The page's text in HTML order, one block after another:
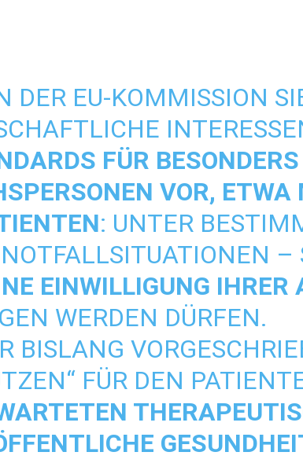
DER EU-KOMMISSION
FÜR
VOR,
: UNTER
–
EINWILLIGUNG IHRER
WERDEN DÜRFEN.
BISLANG
FÜR DEN